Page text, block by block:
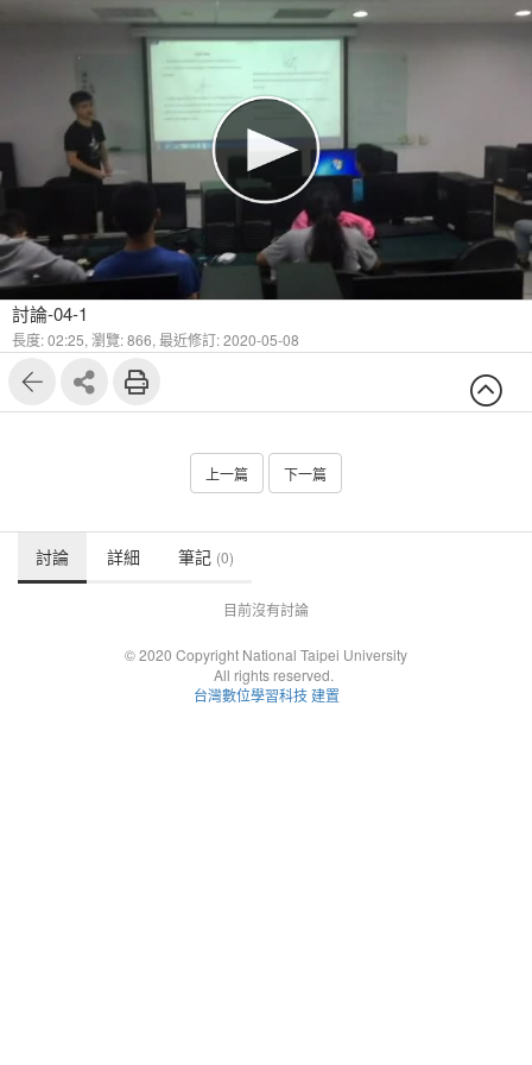
討論-04-1
長度: 02:25, 瀏覽: 866, 最近修訂: 2020-05-08
上一篇 下一篇
討論 詳細 筆記 (0)
目前沒有討論
© 2020 Copyright National Taipei University
All rights reserved.
台灣數位學習科技 建置